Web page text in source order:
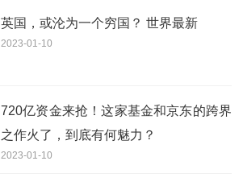
英国，或沦为一个穷国？ 世界最新
2023-01-10
720亿资金来抢！这家基金和京东的跨界
之作火了，到底有何魅力？
2023-01-10